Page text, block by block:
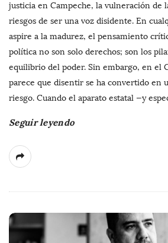
justicia en Campeche, la vulneración de
riesgos de ser una voz disidente. En
aspire a la madurez, el pensamiento
política no son solo derechos; son los
equilibrio del poder. Sin embargo, en el
parece que disentir se ha convertido en
riesgo. Cuando el aparato estatal —y
Seguir leyendo